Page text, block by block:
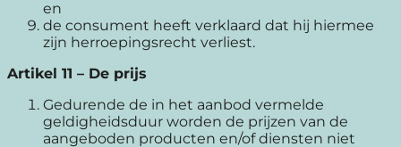
en
de consument heeft verklaard dat hij hiermee
zijn herroepingsrecht verliest.
Artikel 11 – De prijs
Gedurende de in het aanbod vermelde
geldigheidsduur worden de prijzen van de
aangeboden producten en/of diensten niet